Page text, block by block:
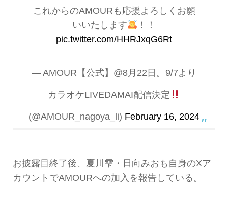
これからのAMOURも応援よろしくお願
いいたします
！！
pic.twitter.com/HHRJxqG6Rt
— AMOUR【公式】@8月22日。9/7より
カラオケLIVEDAMAI配信決定
(@AMOUR_nagoya_li) February 16, 2024
お披露目終了後、夏川雫・日向みおも自身のXア
カウントでAMOURへの加入を報告している。